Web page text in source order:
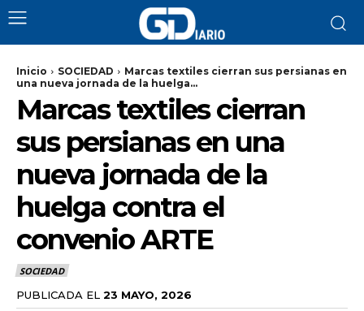
Inicio SOCIEDAD
Marcas textiles cierran sus persianas en
una nueva jornada de la huelga...
Marcas textiles cierran
sus persianas en una
nueva jornada de la
huelga contra el
convenio ARTE
SOCIEDAD
PUBLICADA EL 23 MAYO, 2026